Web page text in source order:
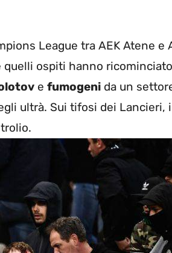
League tra AEK Atene e
ospiti hanno
e fumogeni da un
ultrà. Sui tifosi dei Lancieri,